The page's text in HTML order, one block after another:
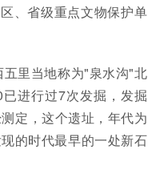
、省级重点文物保护单
里当地称为"泉水沟"北
进行过7次发掘，发掘
定，这个遗址，年代为
的时代最早的一处新石